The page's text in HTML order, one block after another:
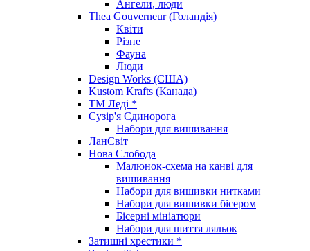
Ангели, люди
Thea Gouverneur (Голандія)
Квіти
Різне
Фауна
Люди
Design Works (США)
Kustom Krafts (Канада)
ТМ Леді *
Сузір'я Єдинорога
Набори для вишивання
ЛанСвіт
Нова Слобода
Малюнок-схема на канві для
вишивання
Набори для вишивки нитками
Набори для вишивки бісером
Бісерні мініатюри
Набори для шиття ляльок
Затишні хрестики *